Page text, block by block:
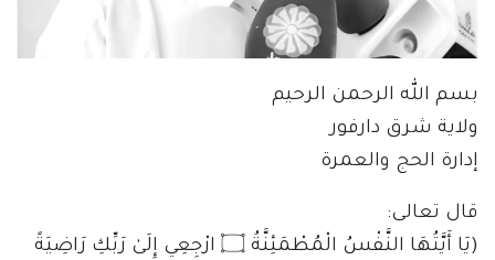
بسم الله الرحمن الرحيم
ولاية شرق دارفور
إدارة الحج والعمرة
قال تعالى:
(يَا أَيَّتُهَا النَّفْسُ الْمُطْمَئِنَّةُ ۝ ارْجِعِي إِلَىٰ رَبِّكِ رَاضِيَةً